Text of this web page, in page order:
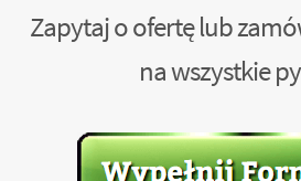
Zapytaj o ofertę lub
na wszystkie